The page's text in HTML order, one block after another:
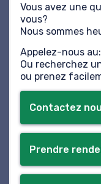
Vous avez une
vous?
Nous sommes
Appelez-nous
Ou recherchez
ou prenez
Contactez
Prendre